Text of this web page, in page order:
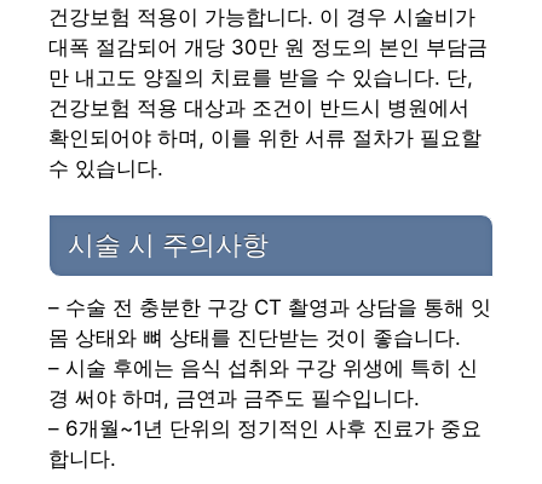
건강보험 적용이 가능합니다. 이 경우 시술비가
대폭 절감되어 개당 30만 원 정도의 본인 부담금
만 내고도 양질의 치료를 받을 수 있습니다. 단,
건강보험 적용 대상과 조건이 반드시 병원에서
확인되어야 하며, 이를 위한 서류 절차가 필요할
수 있습니다.
시술 시 주의사항
– 수술 전 충분한 구강 CT 촬영과 상담을 통해 잇
몸 상태와 뼈 상태를 진단받는 것이 좋습니다.
– 시술 후에는 음식 섭취와 구강 위생에 특히 신
경 써야 하며, 금연과 금주도 필수입니다.
– 6개월~1년 단위의 정기적인 사후 진료가 중요
합니다.